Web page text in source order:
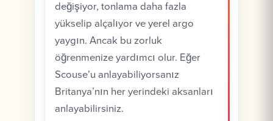
değişiyor, tonlama daha fazla
yükselip alçalıyor ve yerel argo
yaygın. Ancak bu zorluk
öğrenmenize yardımcı olur. Eğer
Scouse’u anlayabiliyorsanız
Britanya’nın her yerindeki aksanları
anlayabilirsiniz.